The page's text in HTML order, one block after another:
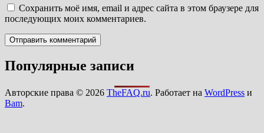
Сохранить моё имя, email и адрес сайта в этом браузере для
последующих моих комментариев.
Популярные записи
Авторские права © 2026 TheFAQ.ru. Работает на WordPress и
Bam.